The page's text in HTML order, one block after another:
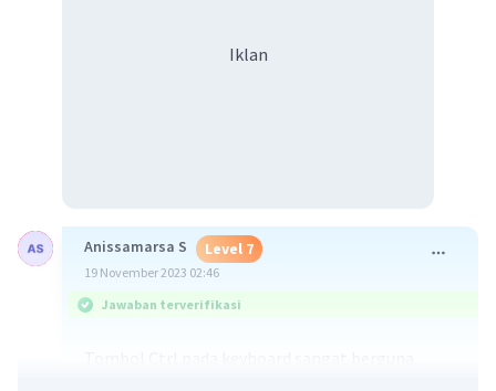
Iklan
Anissamarsa S Level 7
19 November 2023 02:46
Jawaban terverifikasi